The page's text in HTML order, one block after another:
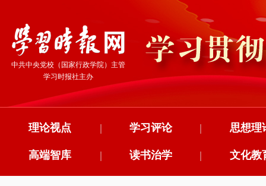
中共中央党校（国家行政学院）主管
学习时报社主办
理论视点 学习评论
| 思想理
|
高端智库 读书治学
| 文化教
|